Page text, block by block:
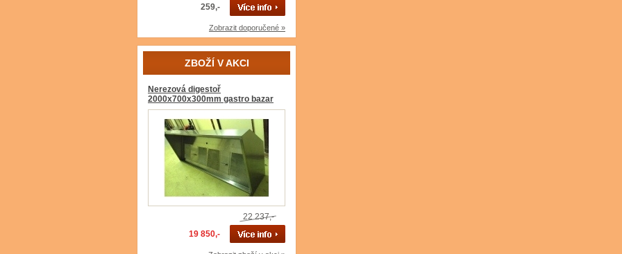
259,-
Zobrazit doporučené »
ZBOŽÍ V AKCI
Nerezová digestoř
2000x700x300mm gastro bazar
22 237,-
19 850,-